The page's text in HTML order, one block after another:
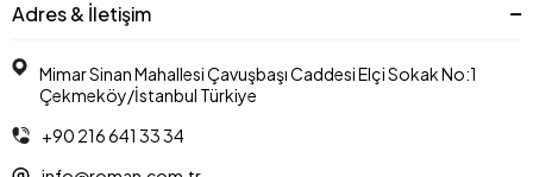
Adres & İletişim
Mimar Sinan Mahallesi Çavuşbaşı Caddesi Elçi Sokak No:1
Çekmeköy/İstanbul Türkiye
+90 216 641 33 34